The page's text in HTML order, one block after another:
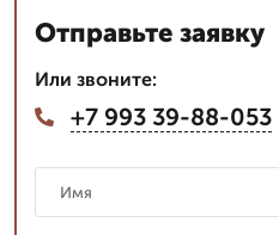
Отправьте заявку
Или звоните:
+7 993 39-88-053